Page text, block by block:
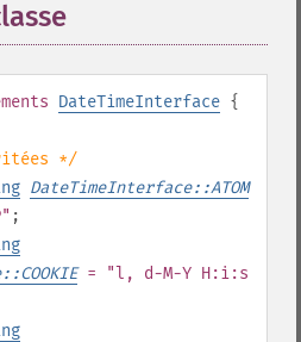
DateTimeInterface {
*/
DateTimeInterface::ATOM
;
= "l, d-M-Y H:i:s